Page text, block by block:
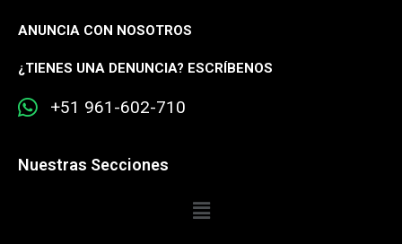
ANUNCIA CON NOSOTROS
¿TIENES UNA DENUNCIA? ESCRÍBENOS
+51 961-602-710
Nuestras Secciones